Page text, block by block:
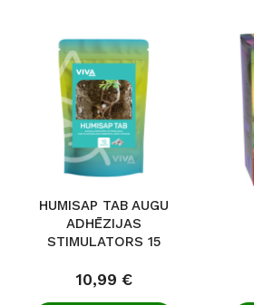
HUMISAP TAB AUGU
ADHĒZIJAS
STIMULATORS 15
10,99 €